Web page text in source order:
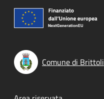
Comune di Brittoli